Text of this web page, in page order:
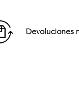
Devoluciones